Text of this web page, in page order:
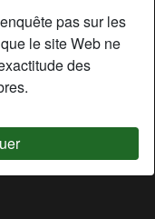
pas sur les
le site Web ne
des
galipettes en l’air
mot ou un petit
moi ça
une femme très
prendre le time
par exemple…